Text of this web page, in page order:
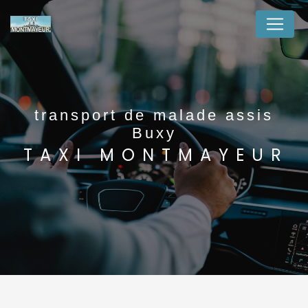
transport de malade assis
Buxy
TAXI MONTMAYEUR
Panneau de gestion des cookies